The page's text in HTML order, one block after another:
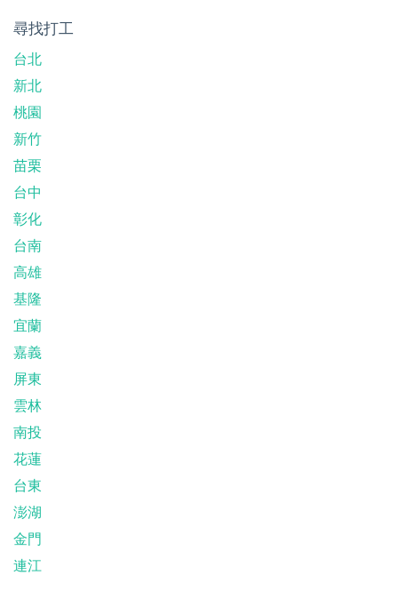
尋找打工
台北
新北
桃園
新竹
苗栗
台中
彰化
台南
高雄
基隆
宜蘭
嘉義
屏東
雲林
南投
花蓮
台東
澎湖
金門
連江